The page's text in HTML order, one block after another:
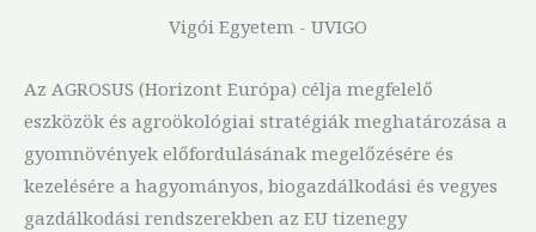
Vigói Egyetem - UVIGO
Az AGROSUS (Horizont Európa) célja megfelelő
eszközök és agroökológiai stratégiák meghatározása a
gyomnövények előfordulásának megelőzésére és
kezelésére a hagyományos, biogazdálkodási és vegyes
gazdálkodási rendszerekben az EU tizenegy